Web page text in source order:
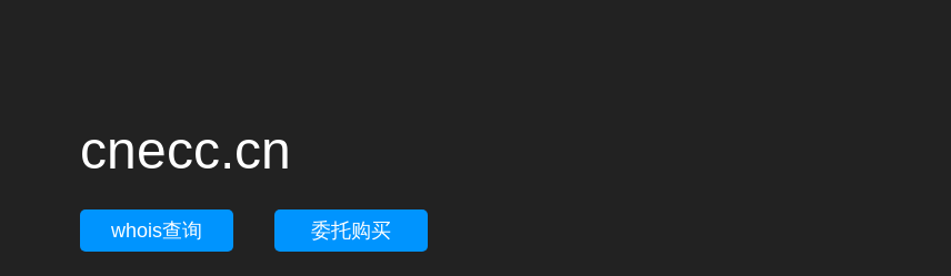
cnecc.cn
whois查询 委托购买